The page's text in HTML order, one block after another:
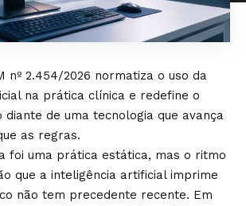
nº 2.454/2026 normatiza o uso da
na prática clínica e redefine o
diante de uma tecnologia que avança
as regras.
foi uma prática estática, mas o ritmo
que a inteligência artificial imprime
não tem precedente recente. Em